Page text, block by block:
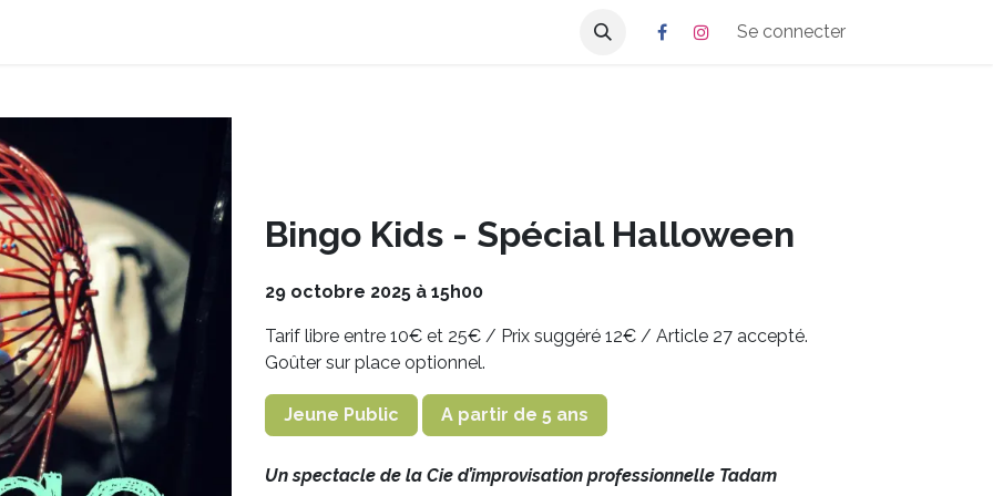
Se connecter
Bingo Kids - Spécial Halloween
29 octobre 2025 à 15h00
Tarif libre entre 10€ et 25€ / Prix suggéré 12€ / Article 27 accepté.
Goûter sur place optionnel.
Jeune Public A partir de 5 ans
Un spectacle de la Cie d’improvisation professionnelle Tadam